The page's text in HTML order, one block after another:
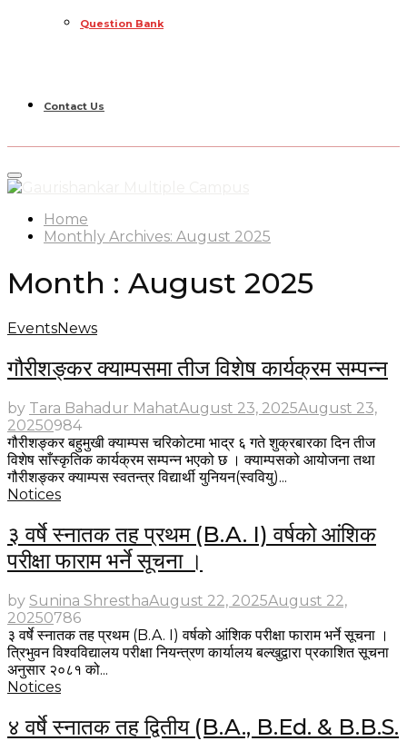
Question Bank
Contact Us
Primary
Menu
Home
Monthly Archives: August 2025
Month : August 2025
EventsNews
गौरीशङ्कर क्याम्पसमा तीज विशेष कार्यक्रम सम्पन्न
by Tara Bahadur MahatAugust 23, 2025August 23,
20250984
गौरीशङ्कर बहुमुखी क्याम्पस चरिकोटमा भाद्र ६ गते शुक्रबारका दिन तीज
विशेष साँस्कृतिक कार्यक्रम सम्पन्न भएको छ । क्याम्पसको आयोजना तथा
गौरीशङ्कर क्याम्पस स्वतन्त्र विद्यार्थी युनियन(स्ववियु)...
Notices
३ वर्षे स्नातक तह प्रथम (B.A. I) वर्षको आंशिक
परीक्षा फाराम भर्ने सूचना ।
by Sunina ShresthaAugust 22, 2025August 22,
20250786
३ वर्षे स्नातक तह प्रथम (B.A. I) वर्षको आंशिक परीक्षा फाराम भर्ने सूचना ।
त्रिभुवन विश्वविद्यालय परीक्षा नियन्त्रण कार्यालय बल्खुद्वारा प्रकाशित सूचना
अनुसार २०८१ को...
Notices
४ वर्षे स्नातक तह द्वितीय (B.A., B.Ed. & B.B.S.